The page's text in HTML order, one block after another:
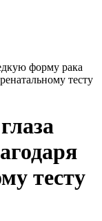
форму рака
тесту
тесту